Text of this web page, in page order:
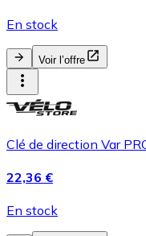
En stock
Voir l’offre
Clé de direction Var
22,36 €
En stock